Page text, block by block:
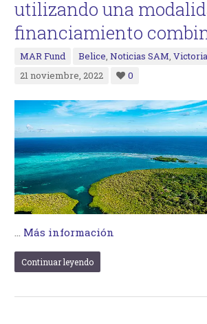
utilizando una
financiamiento
MAR Fund Belice,Noticias SAM,
21 noviembre, 2022
0
… Más información
Continuar leyendo